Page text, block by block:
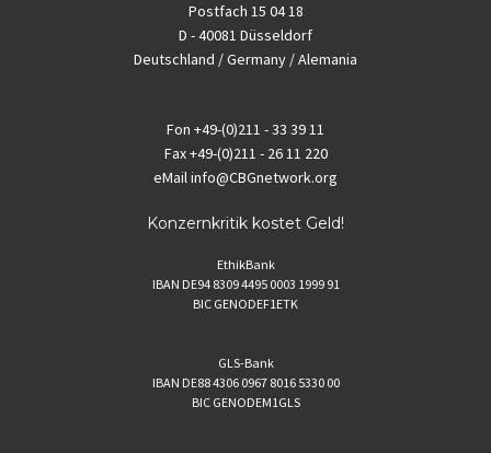
Postfach 15 04 18
D - 40081 Düsseldorf
Deutschland / Germany / Alemania
Fon +49-(0)211 - 33 39 11
Fax+49-(0)211 - 26 11 220
eMailinfo@CBGnetwork.org
Konzernkritik kostet Geld!
EthikBank
IBAN DE94 8309 4495 0003 1999 91
BIC GENODEF1ETK
GLS-Bank
IBAN DE88 4306 0967 8016 5330 00
BIC GENODEM1GLS